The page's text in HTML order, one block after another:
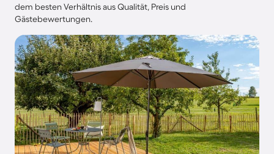
dem besten Verhältnis aus Qualität, Preis und
Gästebewertungen.